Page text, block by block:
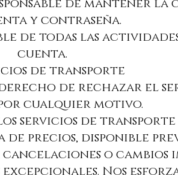
de mantener
y contraseña.
de todas las
cuenta.
de transporte
derecho de rechazar el
cualquier motivo.
servicios de
precios, disponible
cancelaciones o cambios
Nos